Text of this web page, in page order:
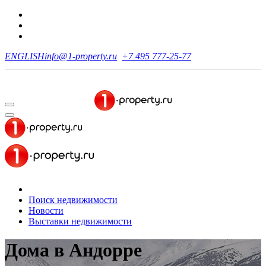
ENGLISHinfo@1-property.ru +7 495 777-25-77
Поиск недвижимости
Новости
Выставки недвижимости
Дома в Андорре